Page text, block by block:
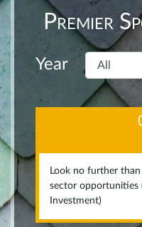
Premier
Year
Look no further
sector opportunities
Investment)